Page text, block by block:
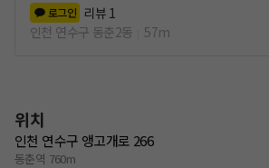
로그인 리뷰 1
인천 연수구 동춘2동
57m
위치
인천 연수구 앵고개로 266
동춘역 760m